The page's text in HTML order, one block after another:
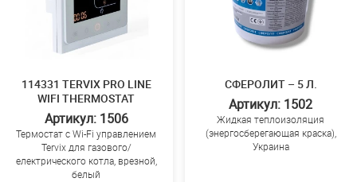
114331 TERVIX PRO LINE
WIFI THERMOSTAT
Артикул: 1506
Термостат с Wi-Fi управлением
Tervix для газового/
електрического котла, врезной,
белый
СФЕРОЛИТ – 5 Л.
Артикул: 1502
Жидкая теплоизоляция
(энергосберегающая краска),
Украина